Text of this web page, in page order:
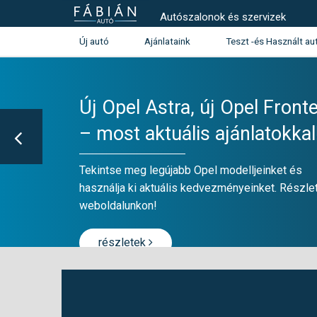
Autószalonok és szervizek
Új autó
Peugeot Citroen
Ajánlataink Teszt -és Használt
Teszt -és szalonautó
Használtautó beszámítás
Új Opel Astra, új Opel
– most aktuális
Tekintse meg legújabb Opel modelljeinket és
használja ki aktuális kedvezményeinket.
weboldalunkon!
részletek